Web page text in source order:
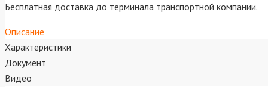
Бесплатная доставка до терминала транспортной компании.
Описание
Характеристики
Документ
Видео